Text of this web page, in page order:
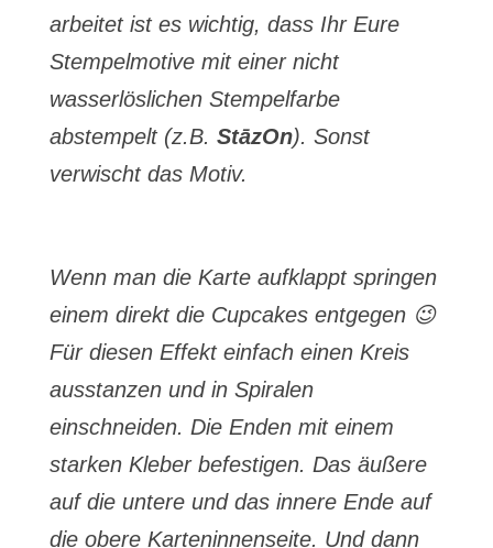
arbeitet ist es wichtig, dass Ihr Eure
Stempelmotive mit einer nicht
wasserlöslichen Stempelfarbe
abstempelt (z.B. StāzOn). Sonst
verwischt das Motiv.
Wenn man die Karte aufklappt springen
einem direkt die Cupcakes entgegen 😉
Für diesen Effekt einfach einen Kreis
ausstanzen und in Spiralen
einschneiden. Die Enden mit einem
starken Kleber befestigen. Das äußere
auf die untere und das innere Ende auf
die obere Karteninnenseite. Und dann